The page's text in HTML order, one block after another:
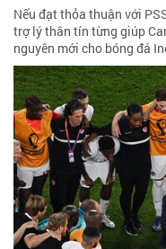
Nếu đạt thỏa thuận với
trợ lý thân tín từng giúp
nguyên mới cho bóng đá